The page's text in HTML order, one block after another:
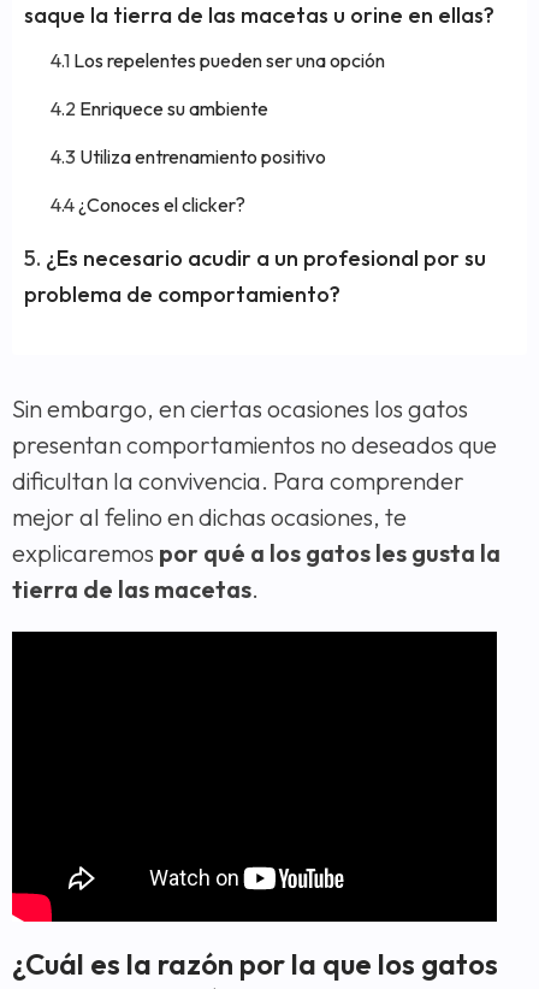
saque la tierra de las macetas u orine en ellas?
Los repelentes pueden ser una opción
Enriquece su ambiente
Utiliza entrenamiento positivo
¿Conoces el clicker?
¿Es necesario acudir a un profesional por su
problema de comportamiento?
Sin embargo, en ciertas ocasiones los gatos
presentan comportamientos no deseados que
dificultan la convivencia. Para comprender
mejor al felino en dichas ocasiones, te
explicaremos por qué a los gatos les gusta la
tierra de las macetas.
¿Cuál es la razón por la que los gatos